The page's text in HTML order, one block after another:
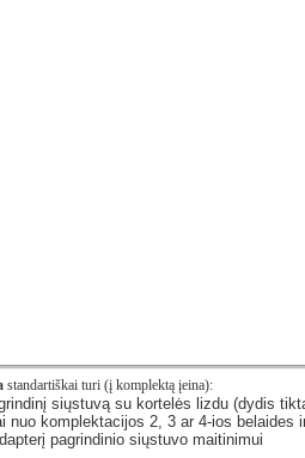
standartiškai turi (į komplektą įeina):
siųstuvą su kortelės lizdu (dydis
nuo komplektacijos 2, 3 ar 4-ios
pagrindinio siųstuvo maitinimui